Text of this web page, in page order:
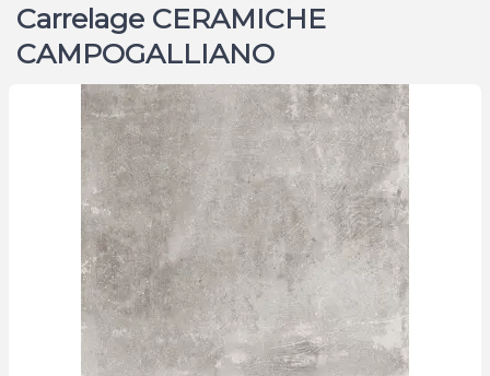
Carrelage CERAMICHE
CAMPOGALLIANO